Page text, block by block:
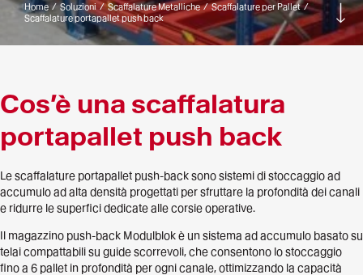
Home /Soluzioni/Scaffalature Metalliche/Scaffalature per Pallet/
Scaffalature portapallet push back
Vai
giù
Cos’è una scaffalatura
portapallet push back
Le scaffalature portapallet push-back sono sistemi di stoccaggio ad
accumulo ad alta densità progettati per sfruttare la profondità dei canali
e ridurre le superfici dedicate alle corsie operative.
Il magazzino push-back Modulblok è un sistema ad accumulo basato su
telai compattabili su guide scorrevoli, che consentono lo stoccaggio
fino a 6 pallet in profondità per ogni canale, ottimizzando la capacità